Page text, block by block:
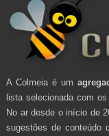
A Colmeia é um
lista selecionada com
No ar desde o início de
sugestões de conteúdo